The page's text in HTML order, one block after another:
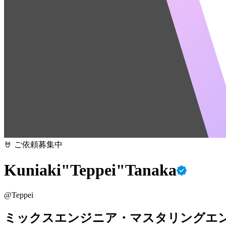
🤘 ご依頼募集中
Kuniaki"Teppei"Tanaka
@Teppei
ミックスエンジニア・マスタリングエ